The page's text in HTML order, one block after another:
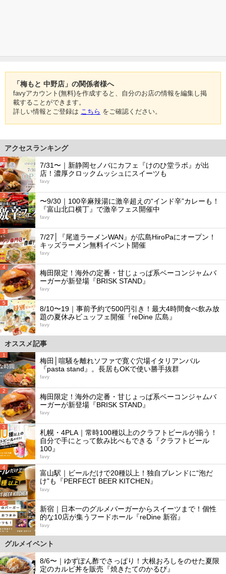
「梅もと 中野店」の関係者様へ
favyアカウント(無料)を作成すると、自分のお店の情報を編集し掲
載することができます。
詳しい情報とご登録は こちら をご確認ください。
アクセスランキング
1
7/31〜｜新静岡セノバにカフェ『けのひ堂ラボ』が出
店！濃厚クロックムッシュにスイーツも
favy
2
〜9/30｜100辛麻辣湯に激辛超えの“インド辛”カレーも！
『富山北口横丁』で激辛フェス開催中
favy
3
7/27│『尾道ラーメンWAN』が広島HiroPaにオープン！
キッズラーメン無料イベント開催
favy
4
梅田限定！海外の定番・甘じょっぱ系ベーコンジャムバ
ーガーが新登場『BRISK STAND』
favy
5
8/10〜19｜事前予約で500円引き！最大4時間食べ飲み放
題の夏休みビュッフェ開催『reDine 広島』
favy
オススメ記事
1
梅田│喧騒を離れソファで寛ぐ穴場イタリアンバル
『pasta stand』。長居もOKで使い勝手抜群
favy
2
梅田限定！海外の定番・甘じょっぱ系ベーコンジャムバ
ーガーが新登場『BRISK STAND』
favy
3
札幌・4PLA｜常時100種以上のクラフトビールが揃う！
自分で手にとって飲み比べもできる『クラフトビール
100』
favy
4
富山駅｜ビールだけで20種以上！独自ブレンドに“泡だ
け”も『PERFECT BEER KITCHEN』
favy
5
新宿｜日本一のグルメバーガーからスイーツまで！個性
的な10店が集うフードホール『reDine 新宿』
favy
グルメイベント
8/6〜｜ゆずぽん酢でさっぱり！大根おろしをのせた夏限
定のカルビ丼を販売『焼きたてのかるび』